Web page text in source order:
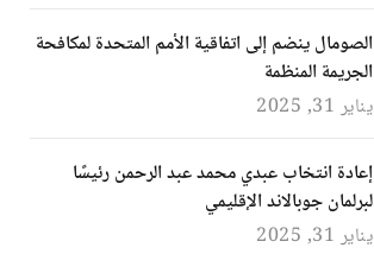
الصومال ينضم إلى اتفاقية الأمم المتحدة لمكافحة
الجريمة المنظمة
يناير 31, 2025
إعادة انتخاب عبدي محمد عبد الرحمن رئيسًا
لبرلمان جوبالاند الإقليمي
يناير 31, 2025